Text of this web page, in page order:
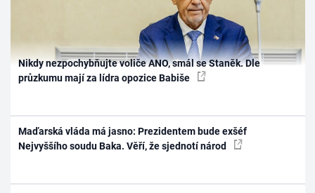
Nikdy nezpochybňujte voliče ANO, smál se Staněk. Dle
průzkumu mají za lídra opozice Babiše
Maďarská vláda má jasno: Prezidentem bude exšéf
Nejvyššího soudu Baka. Věří, že sjednotí národ